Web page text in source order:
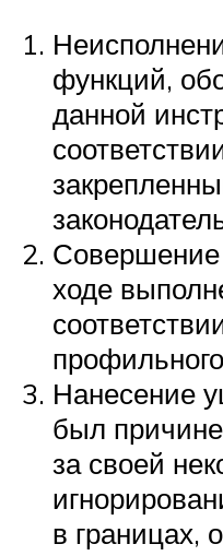
функций,
данной
ходе
Нанесение
был
за своей
в границах,